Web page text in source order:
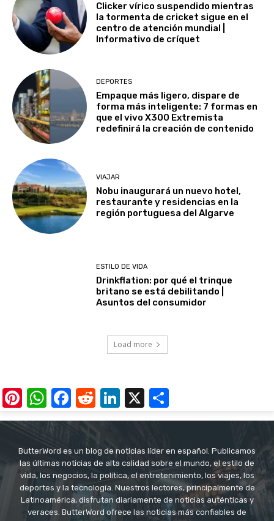
Clicker vírico suspendido mientras
la tormenta de cricket sigue en el
centro de atención mundial |
Informativo de críquet
DEPORTES
Empaque más ligero, dispare de
forma más inteligente: 7 formas en
que el vivo X300 Extremista
redefinirá la creación de contenido
VIAJAR
Nobu inaugurará un nuevo hotel,
restaurante y residencias en la
región portuguesa del Algarve
ESTILO DE VIDA
Drinkflation: por qué el trinque
britano se está debilitando |
Asuntos del consumidor
Load more
Pinterest
WhatsApp
Facebook
RedditLinkedIn
X
ButterWord es un blog de noticias líder en español. Publicamos
las últimas noticias de alta calidad sobre el mundo, el estilo de
vida, los negocios, la política, el entretenimiento, los viajes, los
deportes y la tecnología. Nuestros lectores, principalmente de
Latinoamérica, disfrutan diariamente de noticias auténticas y
veraces. ButterWord ofrece las noticias más confiables de